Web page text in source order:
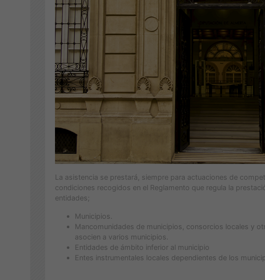
La asistencia se prestará, siempre para actuaciones de
condiciones recogidos en el Reglamento que regula la
entidades;
Municipios.
Mancomunidades de municipios, consorcios locales y
asocien a varios municipios.
Entidades de ámbito inferior al municipio
Entes instrumentales locales dependientes de los